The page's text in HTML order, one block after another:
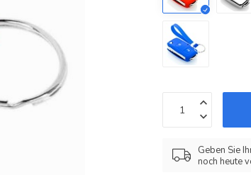
Geben Sie
noch heute